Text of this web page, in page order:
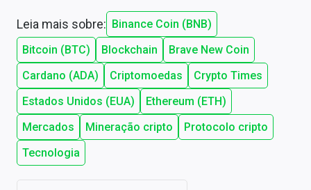
Leia mais sobre: Binance Coin (BNB)
Bitcoin (BTC)
Blockchain
Brave New Coin
Cardano (ADA)
Criptomoedas
Crypto Times
Estados Unidos (EUA)
Ethereum (ETH)
Mercados
Mineração cripto
Protocolo cripto
Tecnologia